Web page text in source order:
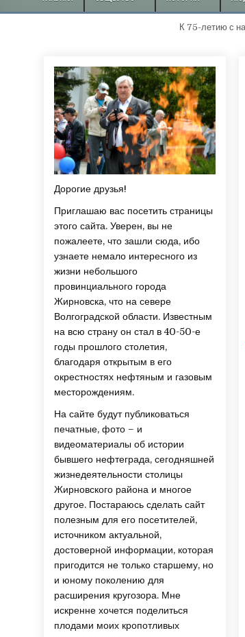
К 75-летию с
Дорогие друзья!
Приглашаю вас посетить страницы
этого сайта. Уверен, вы не
пожалеете, что зашли сюда, ибо
узнаете немало интересного из
жизни небольшого
провинциального города
Жирновска, что на севере
Волгоградской области. Известным
на всю страну он стал в 40-50-е
годы прошлого столетия,
благодаря открытым в его
окрестностях нефтяным и газовым
месторождениям.
На сайте будут публиковаться
печатные, фото – и
видеоматериалы об истории
бывшего нефтеграда, сегодняшней
жизнедеятельности столицы
Жирновского района и многое
другое. Постараюсь сделать сайт
полезным для его посетителей,
источником актуальной,
достоверной информации, которая
пригодится не только старшему, но
и юному поколению для
расширения кругозора. Мне
искренне хочется поделиться
плодами моих кропотливых